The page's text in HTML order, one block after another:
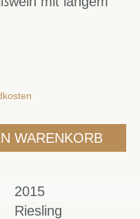
WARENKORB
2015
Riesling